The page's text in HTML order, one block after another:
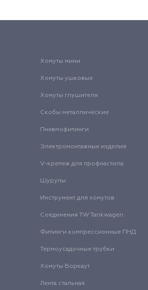
Хомуты мини
Хомуты ушковые
Хомуты глушителя
Скобы металлические
Пневмофитинги
Электромонтажные изделия
V-крепеж для профнастила
Шурупы
Инструмент для хомутов
Соединения TW Tankwagen
Фитинги компрессионные ПНД
Термоусадочные трубки
Хомуты Воркаут
Лента стальная